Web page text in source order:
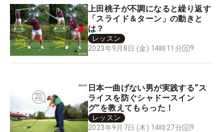
上田桃子が不調になると繰り返す
「スライド＆ターン」の動きと
は？
レッスン
2023年9月8日 (金) 14時11分
9
日本一曲げない男が実践する“ス
ライスを防ぐシャドースイン
グ”を教えてもらった！
レッスン
2023年9月7日 (木) 14時27分
9